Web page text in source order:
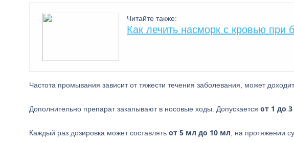
Читайте также:
Как лечить насморк с кровью при
Частота промывания зависит от тяжести течения заболевания, может
Дополнительно препарат закапывают в носовые ходы. Допускается от 1 до 3
Каждый раз дозировка может составлять от 5 мл до 10 мл , на протяжении